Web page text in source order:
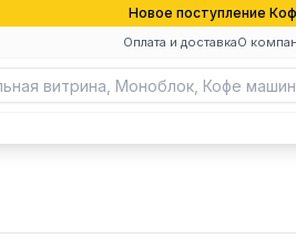
Новое поступление
Оплата и доставкаО